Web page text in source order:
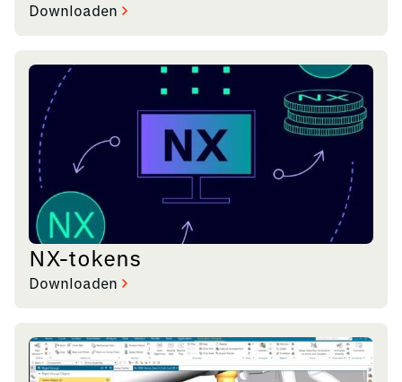
Downloaden
NX-tokens
Downloaden